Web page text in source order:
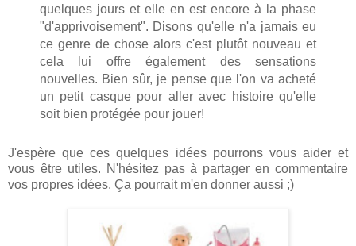
quelques jours et elle en est encore à la phase
"d'apprivoisement". Disons qu'elle n'a jamais eu
ce genre de chose alors c'est plutôt nouveau et
cela lui offre également des sensations
nouvelles. Bien sûr, je pense que l'on va acheté
un petit casque pour aller avec histoire qu'elle
soit bien protégée pour jouer!
J'espère que ces quelques idées pourrons vous aider et
vous être utiles. N'hésitez pas à partager en commentaire
vos propres idées. Ça pourrait m'en donner aussi ;)